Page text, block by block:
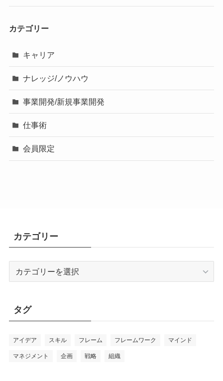
カテゴリー
キャリア
ナレッジ/ノウハウ
事業開発/新規事業開発
仕事術
会員限定
カテゴリー
ー
タグ
アイデア スキル フレーム フレームワーク マインド
マネジメント 企画 戦略 組織